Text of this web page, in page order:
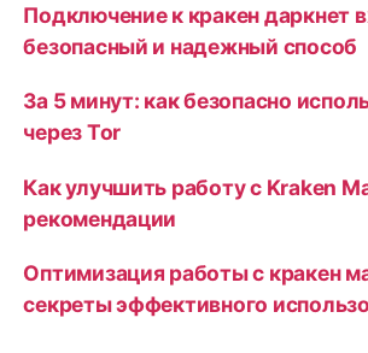
Подключение к кракен даркнет
безопасный и надежный способ
За 5 минут: как безопасно
через Tor
Как улучшить работу с Kraken
рекомендации
Оптимизация работы с кракен
секреты эффективного